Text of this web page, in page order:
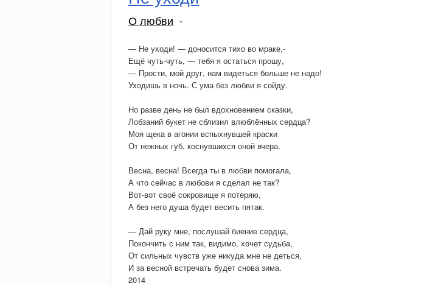
О любви
— Не уходи! — доносится тихо во мраке,-
Ещё чуть-чуть, — тебя я остаться прошу,
— Прости, мой друг, нам видеться больше не надо!
Уходишь в ночь. С ума без любви я сойду.
Но разве день не был вдохновением сказки,
Лобзаний букет не сблизил влюблённых сердца?
Моя щека в агонии вспыхнувшей краски
От нежных губ, коснувшихся оной вчера.
Весна, весна! Всегда ты в любви помогала,
А что сейчас в любови я сделал не так?
Вот-вот своё сокровище я потеряю,
А без него душа будет весить пятак.
— Дай руку мне, послушай биение сердца,
Покончить с ним так, видимо, хочет судьба,
От сильных чувств уже никуда мне не деться,
И за весной встречать будет снова зима.
2014